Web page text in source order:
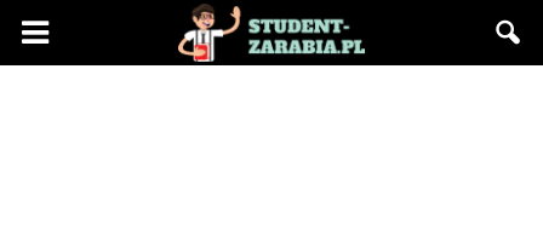
Blog